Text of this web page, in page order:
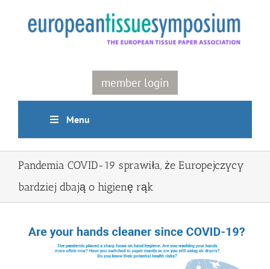
content
member login
Menu
Pandemia COVID-19 sprawiła, że Europejczycy
bardziej dbają o higienę rąk